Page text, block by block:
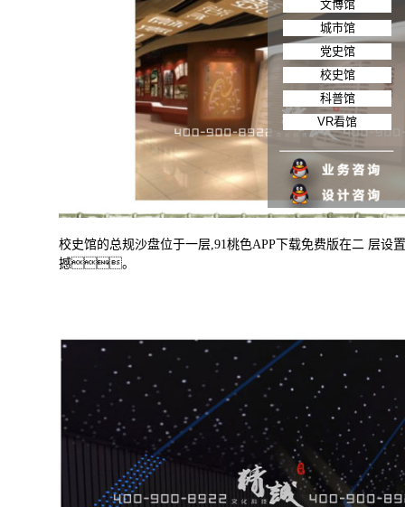
校史馆的总规沙盘位于一层 91桃色APP下载免费版在二 层设
撼。
文博馆
城市馆
党史馆
校史馆
科普馆
VR看馆